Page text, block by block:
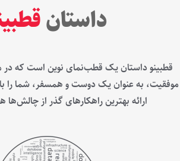
داستان
قطبینو داستان یک قطب‌نمای نوین است که
موفقیت، به عنوان یک دوست و همسفر، شما
ارائه بهترین راهکارهای گذر از